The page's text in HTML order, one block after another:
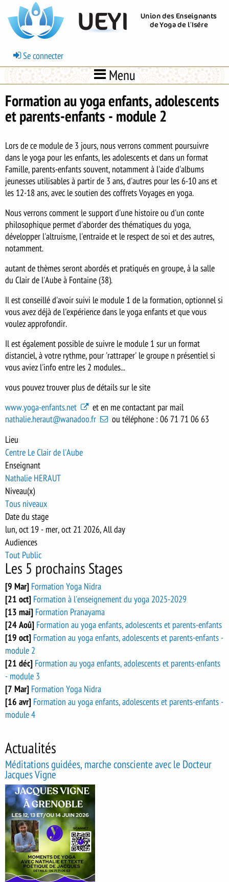
contenu
principal
UEYI
Union des Enseignants
de Yoga de l’Isère
Menu
du
compte
de
l'utilisateur
Se connecter
Menu
Formation au yoga enfants, adolescents
et parents-enfants - module 2
Lors de ce module de 3 jours, nous verrons comment poursuivre
dans le yoga pour les enfants, les adolescents et dans un format
Famille, parents-enfants souvent, notamment à l'aide d'albums
jeunesses utilisables à partir de 3 ans, d'autres pour les 6-10 ans et
les 12-18 ans, avec le soutien des coffrets Voyages en yoga.
Nous verrons comment le support d'une histoire ou d'un conte
philosophique permet d'aborder des thématiques du yoga,
développer l'altruisme, l'entraide et le respect de soi et des autres,
notamment.
autant de thèmes seront abordés et pratiqués en groupe, à la salle
du Clair de l'Aube à Fontaine (38).
Il est conseillé d'avoir suivi le module 1 de la formation, optionnel si
vous avez déjà de l'expérience dans le yoga enfants et que vous
voulez approfondir.
Il est également possible de suivre le module 1 sur un format
distanciel, à votre rythme, pour 'rattraper' le groupe n présentiel si
vous aviez l'info entre les 2 modules...
vous pouvez trouver plus de détails sur le site
www.yoga-enfants.net
et en me contactant par mail
nathalie.heraut@wanadoo.fr
ou téléphone : 06 71 71 06 63
Lieu
Centre Le Clair de l'Aube
Enseignant
Nathalie HERAUT
Niveau(x)
Tous niveaux
Date du stage
lun, oct 19 - mer, oct 21 2026, All day
Audiences
Tout Public
Les 5 prochains Stages
[9 Mar] Formation Yoga Nidra
[21 oct] Formation à l'enseignement du yoga 2025-2029
[13 mai] Formation Pranayama
[24 Aoû] Formation au yoga enfants, adolescents et parents-enfants
[19 oct] Formation au yoga enfants, adolescents et parents-enfants -
module 2
[21 déc] Formation au yoga enfants, adolescents et parents-enfants
- module 3
[7 Mar] Formation Yoga Nidra
[16 avr] Formation au yoga enfants, adolescents et parents-enfants -
module 4
Actualités
Méditations guidées, marche consciente avec le Docteur
Jacques Vigne